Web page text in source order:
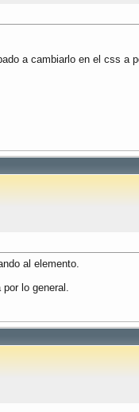
a cambiarlo en el css
al elemento.
lo general.